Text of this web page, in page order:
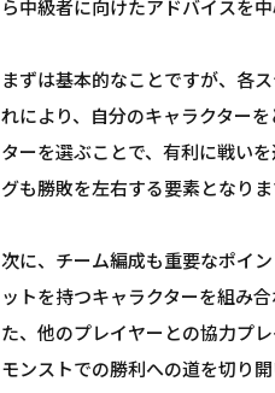
ら中級者に向けたアドバイスを
まずは基本的なことですが、各
れにより、自分のキャラクター
ターを選ぶことで、有利に戦い
グも勝敗を左右する要素となりま
次に、チーム編成も重要なポイ
ットを持つキャラクターを組み
た、他のプレイヤーとの協力プ
モンストでの勝利への道を切り開